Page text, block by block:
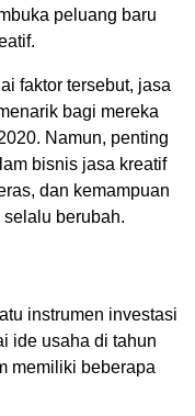
peluang baru
faktor tersebut, jasa
bagi mereka
Namun, penting
bisnis jasa kreatif
dan kemampuan
berubah.
instrumen investasi
ide usaha di tahun
memiliki beberapa